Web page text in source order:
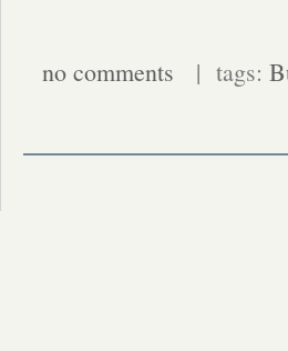
no comments | tags: